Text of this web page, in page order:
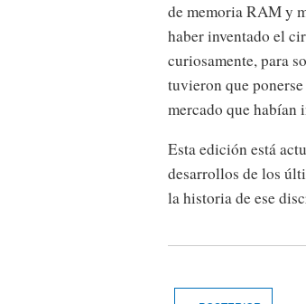
de memoria RAM y
haber inventado el
curiosamente, para
tuvieron que
mercado que habían
Esta edición está
desarrollos de los
la historia de ese